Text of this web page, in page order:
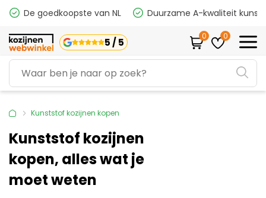
De goedkoopste van NL Duurzame A-kwaliteit
5 / 5
0 0
Kunststof kozijnen kopen
Kunststof kozijnen
kopen, alles wat je
moet weten